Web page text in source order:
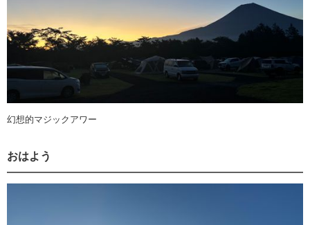
幻想的マジックアワー
おはよう